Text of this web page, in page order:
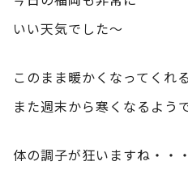
いい天気でした～
このまま暖かくなってくれ
また週末から寒くなるようで
体の調子が狂いますね・・・